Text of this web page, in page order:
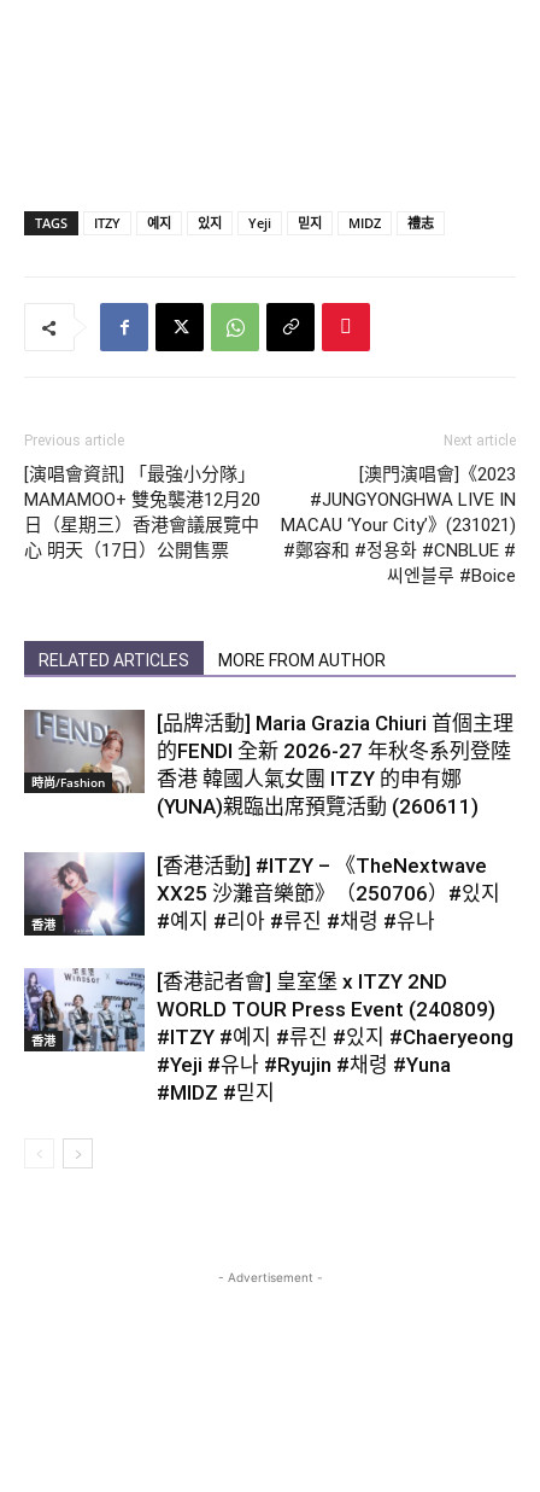
TAGS ITZY 예지 있지 Yeji 믿지 MIDZ 禮志
Previous article
[演唱會資訊] 「最強小分隊」
MAMAMOO+ 雙兔襲港12月20
日（星期三）香港會議展覽中
心 明天（17日）公開售票
Next article
[澳門演唱會]《2023
#JUNGYONGHWA LIVE IN
MACAU ‘Your City’》(231021)
#鄭容和 #정용화 #CNBLUE #
씨엔블루 #Boice
RELATED ARTICLES MORE FROM AUTHOR
時尚/Fashion
[品牌活動] Maria Grazia Chiuri 首個主理
的FENDI 全新 2026-27 年秋冬系列登陸
香港 韓國人氣女團 ITZY 的申有娜
(YUNA)親臨出席預覽活動 (260611)
香港
[香港活動] #ITZY – 《TheNextwave
XX25 沙灘音樂節》（250706）#있지
#예지 #리아 #류진 #채령 #유나
香港
[香港記者會] 皇室堡 x ITZY 2ND
WORLD TOUR Press Event (240809)
#ITZY #예지 #류진 #있지 #Chaeryeong
#Yeji #유나 #Ryujin #채령 #Yuna
#MIDZ #믿지
- Advertisement -